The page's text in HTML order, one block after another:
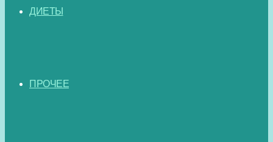
ДИЕТЫ
ПРОЧЕЕ